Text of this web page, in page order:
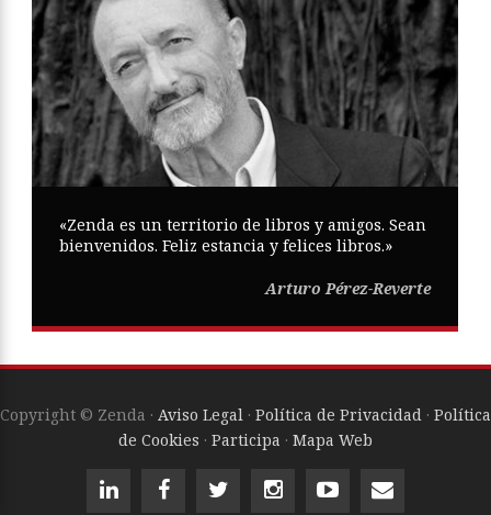
«Zenda es un territorio de libros y amigos. Sean
bienvenidos. Feliz estancia y felices libros.»
Arturo Pérez-Reverte
Copyright © Zenda · Aviso Legal · Política de Privacidad · Política
de Cookies · Participa · Mapa Web